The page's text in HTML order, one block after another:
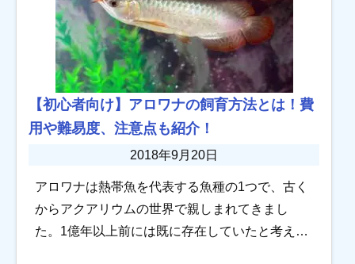
【初心者向け】アロワナの飼育方法とは！費
用や難易度、注意点も紹介！
2018年9月20日
アロワナは熱帯魚を代表する魚種の1つで、古く
からアクアリウムの世界で親しまれてきまし
た。1億年以上前には既に存在していたと考えら